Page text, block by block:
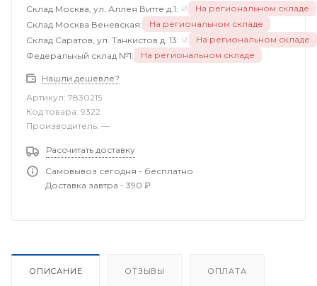
Склад Москва, ул. Аллея Витте д.1:
На региональном складе
Склад Москва Веневская:
На региональном складе
Склад Саратов, ул. Танкистов д. 13:
На региональном складе
Федеральный склад №1:
На региональном складе
Нашли дешевле?
Артикул: 7830215
Код товара: 9322
Производитель: —
Рассчитать доставку
Самовывоз сегодня - бесплатно
Доставка завтра - 390 ₽
ОПИСАНИЕ ОТЗЫВЫ ОПЛАТА